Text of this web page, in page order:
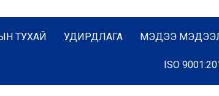
ТУХАЙ УДИРДЛАГА МЭДЭЭ
ISO